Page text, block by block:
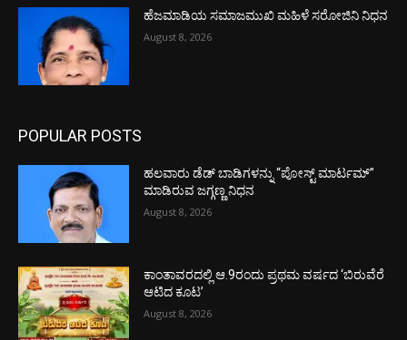
ಹೆಜಮಾಡಿಯ ಸಮಾಜಮುಖಿ ಮಹಿಳೆ ಸರೋಜಿನಿ ನಿಧನ
August 8, 2026
POPULAR POSTS
ಹಲವಾರು ಡೆಡ್ ಬಾಡಿಗಳನ್ನು “ಪೋಸ್ಟ್ ಮಾರ್ಟಮ್”
ಮಾಡಿರುವ ಜಗ್ಗಣ್ಣ ನಿಧನ
August 8, 2026
ಕಾಂತಾವರದಲ್ಲಿ ಆ.9ರಂದು ಪ್ರಥಮ ವರ್ಷದ ‘ಬಿರುವೆರೆ
ಆಟಿದ ಕೂಟ’
August 8, 2026